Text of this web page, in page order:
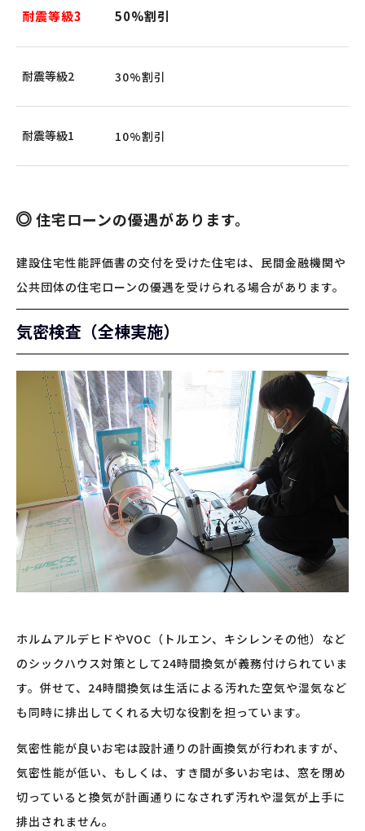
耐震等級3 50%割引
耐震等級2 30%割引
耐震等級1 10%割引
住宅ローンの優遇があります。
建設住宅性能評価書の交付を受けた住宅は、民間金融機関や
公共団体の住宅ローンの優遇を受けられる場合があります。
気密検査（全棟実施）
ホルムアルデヒドやVOC（トルエン、キシレンその他）など
のシックハウス対策として24時間換気が義務付けられていま
す。併せて、24時間換気は生活による汚れた空気や湿気など
も同時に排出してくれる大切な役割を担っています。
気密性能が良いお宅は設計通りの計画換気が行われますが、
気密性能が低い、もしくは、すき間が多いお宅は、窓を閉め
切っていると換気が計画通りになされず汚れや湿気が上手に
排出されません。